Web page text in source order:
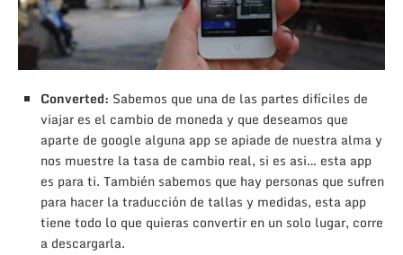
Converted: Sabemos que una de las partes difíciles de
viajar es el cambio de moneda y que deseamos que
aparte de google alguna app se apiade de nuestra alma y
nos muestre la tasa de cambio real, si es asi… esta app
es para ti. También sabemos que hay personas que sufren
para hacer la traducción de tallas y medidas, esta app
tiene todo lo que quieras convertir en un solo lugar, corre
a descargarla.